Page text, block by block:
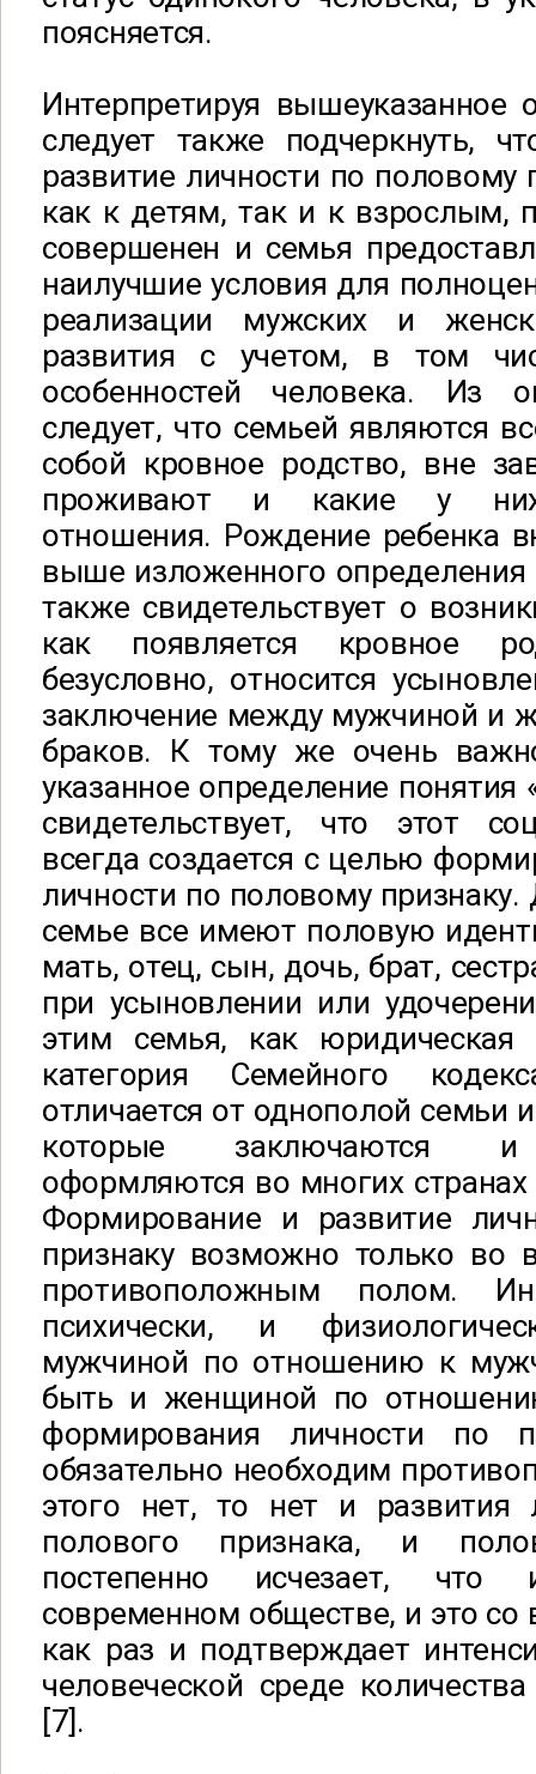
поясняется.
Интерпретируя вышеуказанное
следует также подчеркнуть,
развитие личности по половому
как к детям, так и к взрослым,
совершенен и семья
наилучшие условия для
реализации мужских и
развития с учетом, в том
особенностей человека. Из
следует, что семьей являются
собой кровное родство, вне
проживают и какие у них
отношения. Рождение ребенка
выше изложенного определения
также свидетельствует о
как появляется кровное
безусловно, относится
заключение между мужчиной и
браков. К тому же очень
указанное определение понятия
свидетельствует, что этот
всегда создается с целью
личности по половому
семье все имеют половую
мать, отец, сын, дочь, брат,
при усыновлении или
этим семья, как юридическая
категория Семейного
отличается от однополой семьи
которые заключаются и
оформляются во многих
Формирование и развитие
признаку возможно только во
противоположным полом.
психически, и
мужчиной по отношению к
быть и женщиной по
формирования личности по
обязательно необходим
этого нет, то нет и развития
полового признака, и
постепенно исчезает,
современном обществе, и это со
как раз и подтверждает
человеческой среде
[7].